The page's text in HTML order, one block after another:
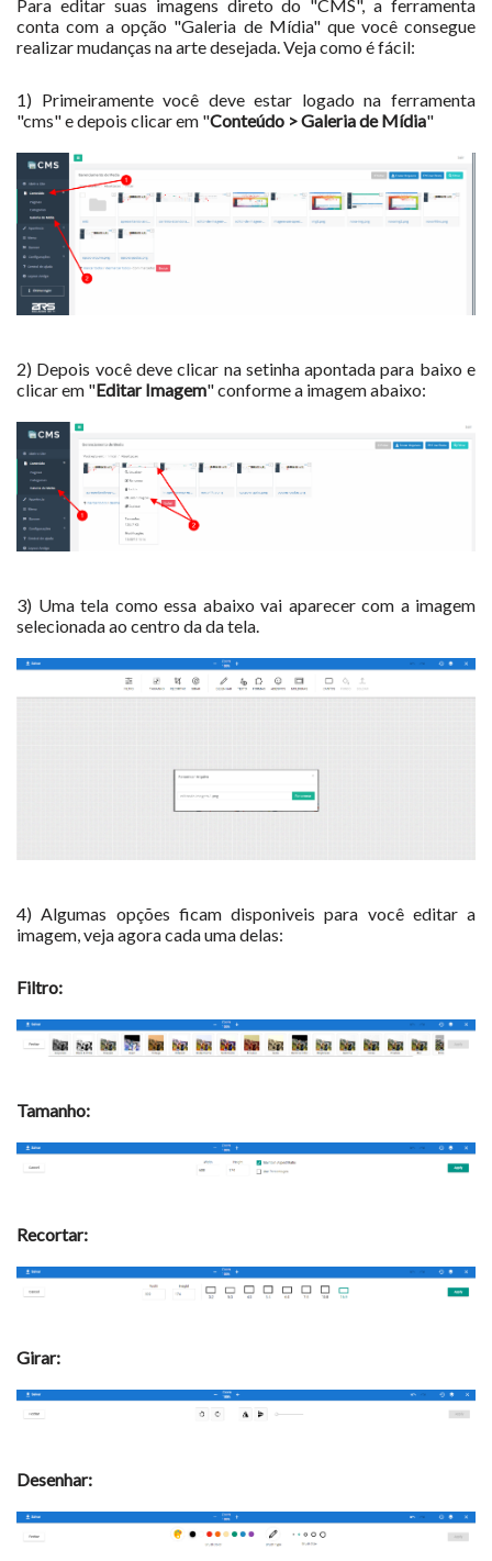
Para editar suas imagens direto do "CMS", a ferramenta
conta com a opção "Galeria de Mídia" que você consegue
realizar mudanças na arte desejada. Veja como é fácil:
1) Primeiramente você deve estar logado na ferramenta
"cms" e depois clicar em "Conteúdo > Galeria de Mídia"
2) Depois você deve clicar na setinha apontada para baixo e
clicar em "Editar Imagem" conforme a imagem abaixo:
3) Uma tela como essa abaixo vai aparecer com a imagem
selecionada ao centro da da tela.
4) Algumas opções ficam disponiveis para você editar a
imagem, veja agora cada uma delas:
Filtro:
Tamanho:
Recortar:
Girar:
Desenhar: